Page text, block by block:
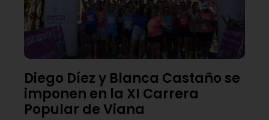
Diego Díez y Blanca Castaño se
imponen en la XI Carrera
Popular de Viana